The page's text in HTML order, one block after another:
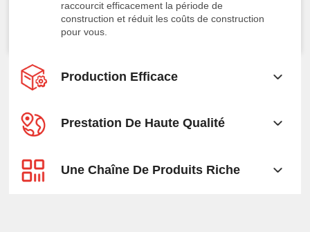
raccourcit efficacement la période de
construction et réduit les coûts de construction
pour vous.
Production Efficace
Prestation De Haute Qualité
Une Chaîne De Produits Riche